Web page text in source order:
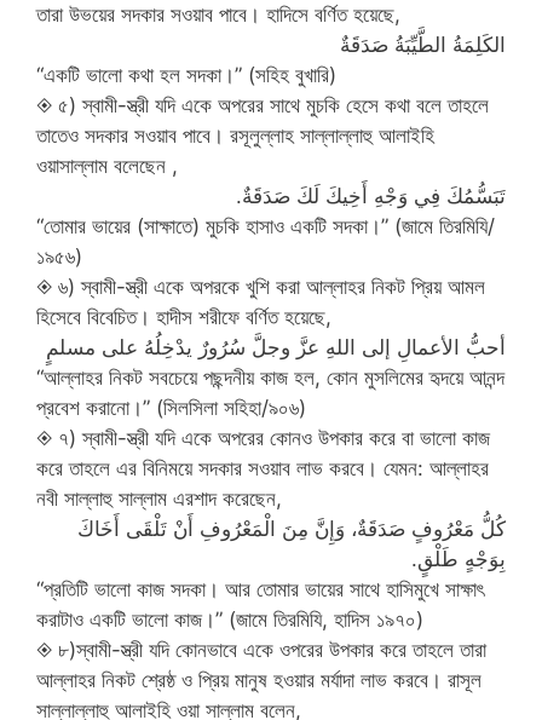
তারা উভয়ের সদকার সওয়াব পাবে। হাদিসে বর্ণিত হয়েছে,
الكَلِمَةُ الطَّيِّبَةُ صَدَقَةٌ
“একটি ভালো কথা হল সদকা।” (সহিহ বুখারি)
◈ ৫) স্বামী-স্ত্রী যদি একে অপরের সাথে মুচকি হেসে কথা বলে তাহলে
তাতেও সদকার সওয়াব পাবে। রসূলুল্লাহ সাল্লাল্লাহু আলাইহি
ওয়াসাল্লাম বলেছেন ,
تَبَسُّمُكَ فِي وَجْهِ أَخِيكَ لَكَ صَدَقَةٌ.
“তোমার ভায়ের (সাক্ষাতে) মুচকি হাসাও একটি সদকা।” (জামে তিরমিযি/
১৯৫৬)
◈ ৬) স্বামী-স্ত্রী একে অপরকে খুশি করা আল্লাহর নিকট প্রিয় আমল
হিসেবে বিবেচিত। হাদীস শরীফে বর্ণিত হয়েছে,
أحبُّ الأعمالِ إلى اللهِ عزَّ وجلَّ سُرُورٌ يدْخِلُهُ على مسلمٍ
“আল্লাহর নিকট সবচেয়ে পছন্দনীয় কাজ হল, কোন মুসলিমের হৃদয়ে আনন্দ
প্রবেশ করানো।” (সিলসিলা সহিহা/৯০৬)
◈ ৭) স্বামী-স্ত্রী যদি একে অপরের কোনও উপকার করে বা ভালো কাজ
করে তাহলে এর বিনিময়ে সদকার সওয়াব লাভ করবে। যেমন: আল্লাহর
নবী সাল্লাহু সাল্লাম এরশাদ করেছেন,
كُلُّ مَعْرُوفٍ صَدَقَةٌ، وَإِنَّ مِنَ الْمَعْرُوفِ أَنْ تَلْقَى أَخَاكَ
بِوَجْهٍ طَلْقٍ.
“প্রতিটি ভালো কাজ সদকা। আর তোমার ভায়ের সাথে হাসিমুখে সাক্ষাৎ
করাটাও একটি ভালো কাজ।” (জামে তিরমিযি, হাদিস ১৯৭০)
◈ ৮)স্বামী-স্ত্রী যদি কোনভাবে একে ওপরের উপকার করে তাহলে তারা
আল্লাহর নিকট শ্রেষ্ঠ ও প্রিয় মানুষ হওয়ার মর্যাদা লাভ করবে। রাসূল
সাল্লাল্লাহু আলাইহি ওয়া সাল্লাম বলেন,